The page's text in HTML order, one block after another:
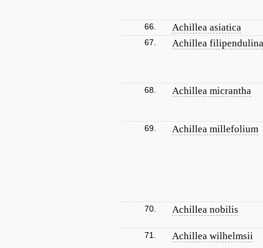
66. Achillea asiatica
67. Achillea filipendulina
68. Achillea micrantha
69. Achillea millefolium
70. Achillea nobilis
71. Achillea wilhelmsii